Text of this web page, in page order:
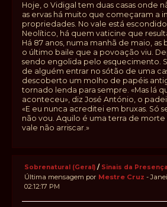
Hoje, o Vidigal tem duas casas onde
as ervas há muito que começaram a
propriedades. No vale está
Neolítico, há quem vaticine que
Há 87 anos, numa manhã de maio, as
o último baile que a povoação viu.
sendo engolida pelo esquecimento.
de alguém entrar no sótão de uma
descoberto um molho de papéis
tornado lenda para sempre. «Mas lá
aconteceu», diz José António, o
«E eu nunca acreditei em bruxas. Só
não vou. Aquilo é uma terra de morte
vale não arriscar.»
Sobrenatural (Geral) / Sinais da
Última mensagem por Mestre Cruz -
02:12:17 PM